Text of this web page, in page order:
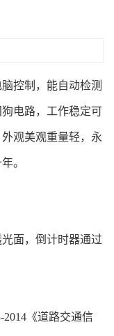
控制，能自动检测
电路，工作稳定可
观美观重量轻，永
。
面，倒计时器通过
《道路交通信